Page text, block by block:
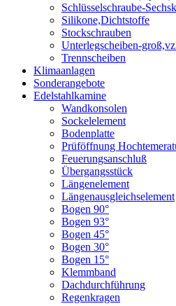
Schlüsselschraube-
Silikone,Dichtstoffe
Stockschrauben
Unterlegscheiben-
Trennscheiben
Klimaanlagen
Sonderangebote
Edelstahlkamine
Wandkonsolen
Sockelelement
Bodenplatte
Prüföffnung
Feuerungsanschluß
Übergangsstück
Längenelement
Längenausgleichselement
Bogen 90°
Bogen 93°
Bogen 45°
Bogen 30°
Bogen 15°
Klemmband
Dachdurchführung
Regenkragen